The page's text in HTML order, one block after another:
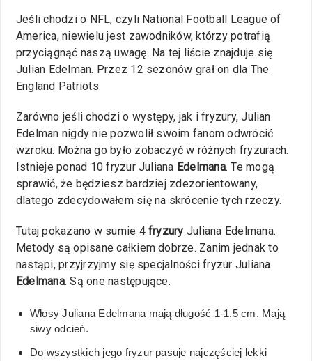
Jeśli chodzi o NFL, czyli National Football League of
America, niewielu jest zawodników, którzy potrafią
przyciągnąć naszą uwagę. Na tej liście znajduje się
Julian Edelman. Przez 12 sezonów grał on dla The
England Patriots.
Zarówno jeśli chodzi o występy, jak i fryzury, Julian
Edelman nigdy nie pozwolił swoim fanom odwrócić
wzroku. Można go było zobaczyć w różnych fryzurach.
Istnieje ponad 10 fryzur Juliana Edelmana. Te mogą
sprawić, że będziesz bardziej zdezorientowany,
dlatego zdecydowałem się na skrócenie tych rzeczy.
Tutaj pokazano w sumie 4 fryzury Juliana Edelmana.
Metody są opisane całkiem dobrze. Zanim jednak to
nastąpi, przyjrzyjmy się specjalności fryzur Juliana
Edelmana. Są one następujące.
Włosy Juliana Edelmana mają długość 1-1,5 cm. Mają
siwy odcień.
Do wszystkich jego fryzur pasuje najczęściej lekki